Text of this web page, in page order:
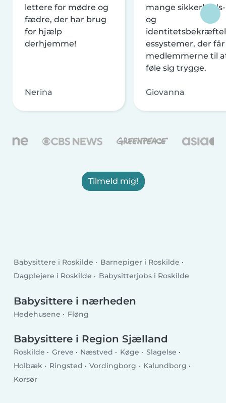
lettere for mødre og
fædre, der har brug
for hjælp
derhjemme!
Nerina
mange sikkerheds-
og
essystemer, der får
medlemmerne til
føle sig trygge.
Giovanna
Tilmeld mig!
Babysittere i Roskilde
Barnepiger i Roskilde
Dagplejere i Roskilde
Babysitterjobs i Roskilde
Babysittere i nærheden
Hedehusene Fløng
Babysittere i Region Sjælland
Roskilde Greve Næstved Køge
Slagelse
Holbæk
Ringsted Vordingborg
Kalundborg
Korsør